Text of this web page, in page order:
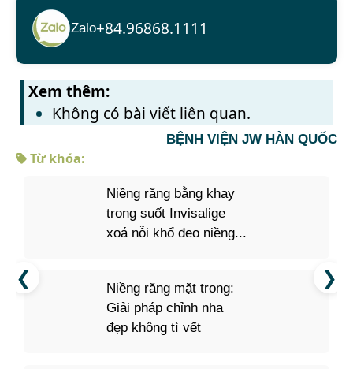
Zalo+84.96868.1111
Xem thêm:
Không có bài viết liên quan.
BỆNH VIỆN JW HÀN QUỐC
Từ khóa:
Niềng răng bằng khay
trong suốt Invisalige
xoá nỗi khổ đeo niềng...
Niềng răng mặt trong:
Giải pháp chỉnh nha
đẹp không tì vết